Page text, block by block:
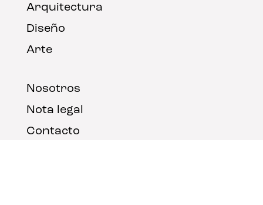
Arquitectura
Diseño
Arte
Nosotros
Nota legal
Contacto